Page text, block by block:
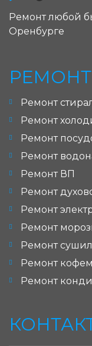
Ремонт любой
Оренбурге
РЕМОНТ
Ремонт
Ремонт
Ремонт
Ремонт
Ремонт ВП
Ремонт
Ремонт
Ремонт
Ремонт
Ремонт
Ремонт